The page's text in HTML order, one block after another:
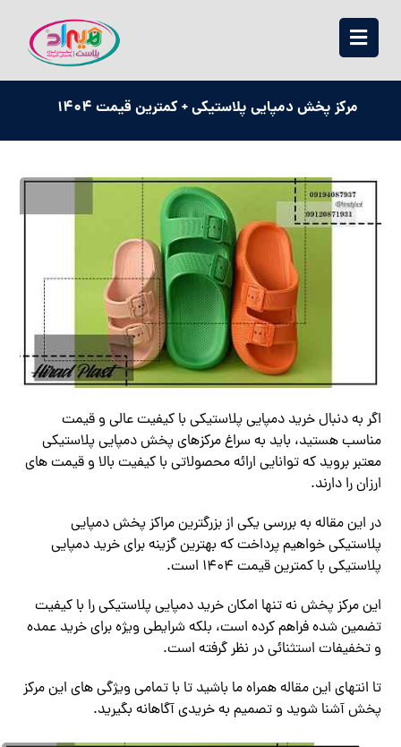
مرکز پخش دمپایی پلاستیکی + کمترین قیمت 1404
اگر به دنبال خرید دمپایی پلاستیکی با کیفیت عالی و قیمت
مناسب هستید، باید به سراغ مرکزهای پخش دمپایی پلاستیکی
معتبر بروید که توانایی ارائه محصولاتی با کیفیت بالا و قیمت های
ارزان را دارند.
در این مقاله به بررسی یکی از بزرگترین مراکز پخش دمپایی
پلاستیکی خواهیم پرداخت که بهترین گزینه برای خرید دمپایی
پلاستیکی با کمترین قیمت 1404 است.
این مرکز پخش نه تنها امکان خرید دمپایی پلاستیکی را با کیفیت
تضمین شده فراهم کرده است، بلکه شرایطی ویژه برای خرید عمده
و تخفیفات استثنائی در نظر گرفته است.
تا انتهای این مقاله همراه ما باشید تا با تمامی ویژگی های این مرکز
پخش آشنا شوید و تصمیم به خریدی آگاهانه بگیرید.